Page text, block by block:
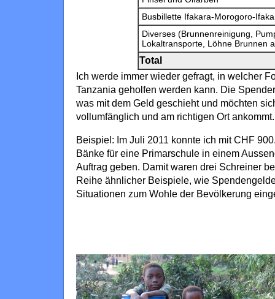
Busbillette Ifakara-Morogoro-
Diverses (Brunnenreinigung,
Lokaltransporte, Löhne Brunnen
Total
Ich werde immer wieder gefragt, in welcher
Tanzania geholfen werden kann. Die
was mit dem Geld geschieht und möchten
vollumfänglich und am richtigen Ort ankommt.
Beispiel: Im Juli 2011 konnte ich mit CHF
Bänke für eine Primarschule in einem
Auftrag geben. Damit waren drei Schreiner
Reihe ähnlicher Beispiele, wie
Situationen zum Wohle der Bevölkerung